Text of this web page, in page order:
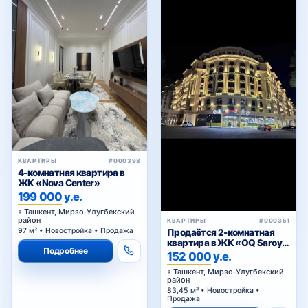
Феруза
Хамид Олимжон
Хирмонтепа
Ц-1
Ц-2
КВАРТИРЫ #000398
4-комнатная квартира в
ЖК «Nova Center»
199 000 у.е.
Ташкент, Мирзо-Улугбекский
район
97 м² • Новостройка • Продажа
Подробнее
КВАРТИРЫ #000351
Продаётся 2-комнатная
квартира в ЖК «OQ Saroy
Deluxe»
152 000 у.е.
Ташкент, Мирзо-Улугбекский
район
83,45 м² • Новостройка •
Продажа